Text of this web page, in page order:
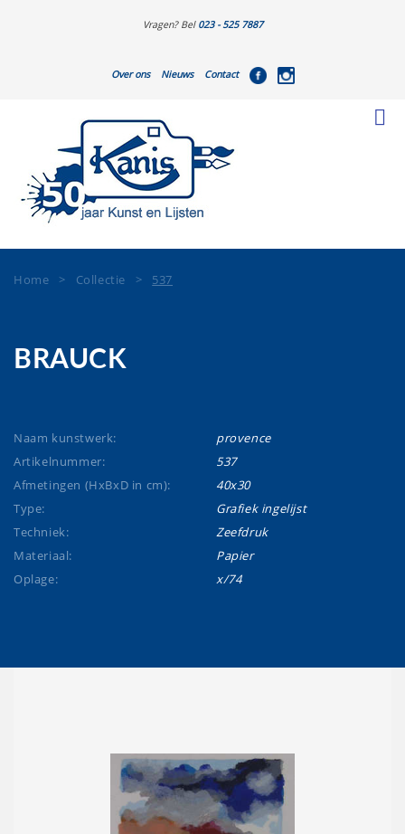
Vragen? Bel 023 - 525 7887
Over ons Nieuws Contact
Home > Collectie > 537
BRAUCK
Naam kunstwerk:
provence
Artikelnummer:
537
Afmetingen (HxBxD in cm):
40x30
Type:
Grafiek ingelijst
Techniek:
Zeefdruk
Materiaal:
Papier
Oplage:
x/74